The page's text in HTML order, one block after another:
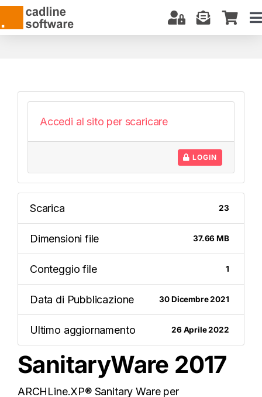
Salta
al
contenuto
CORSI E CERTIFICAZIONI
SERVIZI
BIM: COSA SAPERE
SUPPORTO
Accedi al sito per scaricare
LOGIN
Scarica 23
Dimensioni file 37.66 MB
Conteggio file 1
Data di Pubblicazione 30 Dicembre 2021
Ultimo aggiornamento 26 Aprile 2022
SanitaryWare 2017
ARCHLine.XP® Sanitary Ware per